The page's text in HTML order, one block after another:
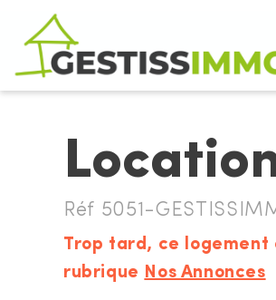
Réf 5051-
Trop tard, ce logement
rubrique Nos Annonces